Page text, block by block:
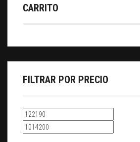
CARRITO
FILTRAR POR PRECIO